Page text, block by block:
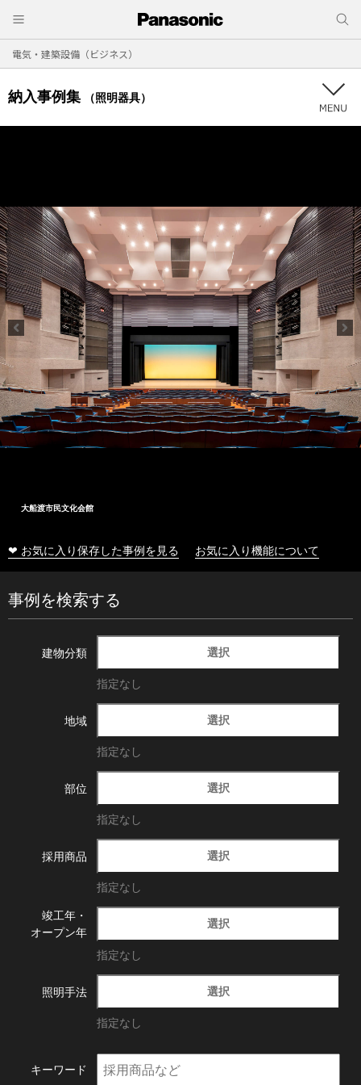
電気・建築設備（ビジネス）
納入事例集 （照明器具）
大船渡市民文化会館
❤ お気に入り保存した事例を見る お気に入り機能について
事例を検索する
建物分類 選択
指定なし
地域 選択
指定なし
部位 選択
指定なし
採用商品 選択
指定なし
竣工年・
オープン年
選択
指定なし
照明手法 選択
指定なし
キーワード